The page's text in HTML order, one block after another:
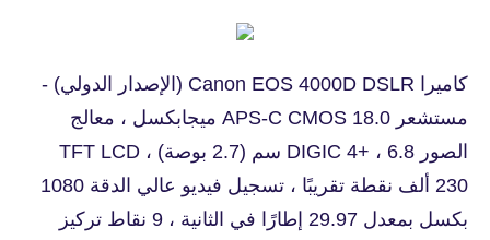
كاميرا Canon EOS 4000D DSLR (الإصدار الدولي) -
مستشعر APS-C CMOS 18.0 ميجابكسل ، معالج
الصور DIGIC 4+ ، 6.8 سم (2.7 بوصة) TFT LCD ،
230 ألف نقطة تقريبًا ، تسجيل فيديو عالي الدقة 1080
بكسل بمعدل 29.97 إطارًا في الثانية ، 9 نقاط تركيز